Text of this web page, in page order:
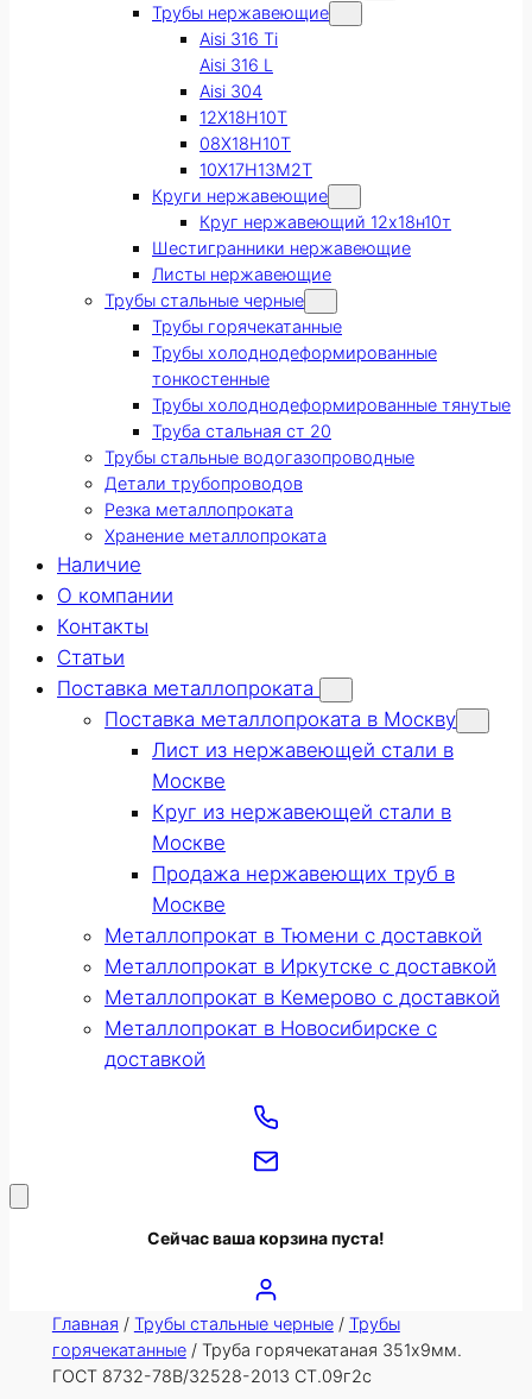
Трубы нержавеющие
Aisi 316 Ti
Aisi 316 L
Aisi 304
12Х18Н10Т
08Х18Н10Т
10Х17Н13М2Т
Круги нержавеющие
Круг нержавеющий 12х18н10т
Шестигранники нержавеющие
Листы нержавеющие
Трубы стальные черные
Трубы горячекатанные
Трубы холоднодеформированные
тонкостенные
Трубы холоднодеформированные тянутые
Труба стальная ст 20
Трубы стальные водогазопроводные
Детали трубопроводов
Резка металлопроката
Хранение металлопроката
Наличие
О компании
Контакты
Статьи
Поставка металлопроката
Поставка металлопроката в Москву
Лист из нержавеющей стали в
Москве
Круг из нержавеющей стали в
Москве
Продажа нержавеющих труб в
Москве
Металлопрокат в Тюмени с доставкой
Металлопрокат в Иркутске с доставкой
Металлопрокат в Кемерово с доставкой
Металлопрокат в Новосибирске с
доставкой
Сейчас ваша корзина пуста!
Главная / Трубы стальные черные/ Трубы
горячекатанные/ Труба горячекатаная 351х9мм.
ГОСТ 8732-78В/32528-2013 СТ.09г2с